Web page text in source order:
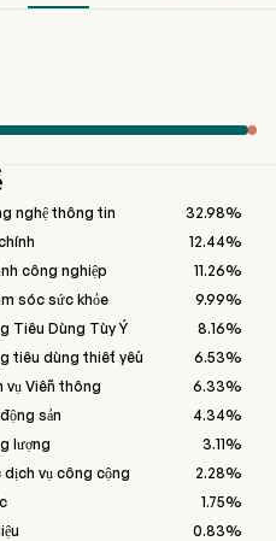
nghệ thông tin 32.98%
12.44%
công nghiệp
11.26%
sóc sức khỏe
9.99%
Tiêu Dùng Tùy Ý
8.16%
tiêu dùng thiết yếu
6.53%
vụ Viễn thông
6.33%
sản
4.34%
lượng
3.11%
dịch vụ công cộng
2.28%
1.75%
0.83%